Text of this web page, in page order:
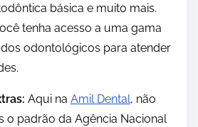
básica e muito mais.
tenha acesso a uma gama
odontológicos para atender
Aqui na Amil Dental, não
o padrão da Agência Nacional